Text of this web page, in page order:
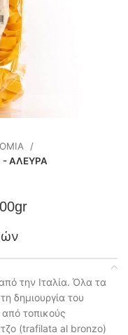
- ΑΛΕΥΡΑ
την Ιταλία. Όλα τα
δημιουργία του
από τοπικούς
(trafilata al bronzo)